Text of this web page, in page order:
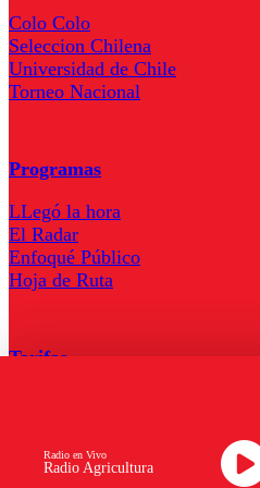
Radio Agricultura
Radio en Vivo
Colo Colo
Seleccion Chilena
Universidad de Chile
Torneo Nacional
Programas
LLegó la hora
El Radar
Enfoqué Público
Hoja de Ruta
Tarifas